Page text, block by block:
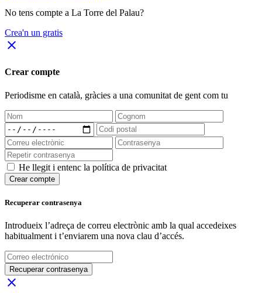
No tens compte a La Torre del Palau?
Crea'n un gratis
close
Crear compte
Periodisme en català, gràcies a una comunitat de gent com tu
He llegit i entenc la política de privacitat
Crear compte
Recuperar contrasenya
Introdueix l’adreça de correu electrònic amb la qual accedeixes
habitualment i t’enviarem una nova clau d’accés.
Recuperar contrasenya
close